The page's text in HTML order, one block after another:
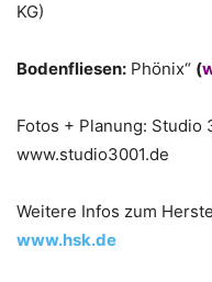
KG)
Bodenfliesen: Phönix“ (
Fotos + Planung: Studio
www.studio3001.de
Weitere Infos zum
www.hsk.de